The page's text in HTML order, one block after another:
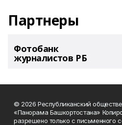
Партнеры
Фотобанк
журналистов РБ
© 2026 Республиканский
«Панорама Башкортостана»
разрешено только с письменного